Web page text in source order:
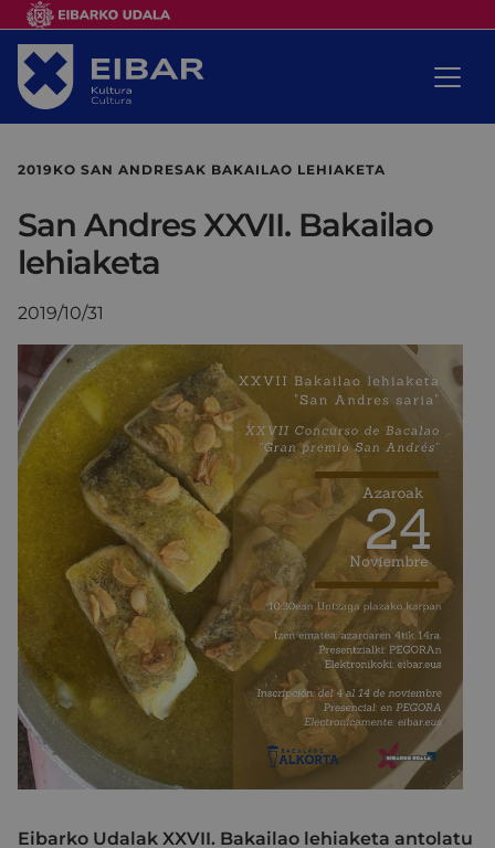
2019KO SAN ANDRESAK BAKAILAO LEHIAKETA
San Andres XXVII. Bakailao
lehiaketa
2019/10/31
Eibarko Udalak XXVII. Bakailao lehiaketa antolatu